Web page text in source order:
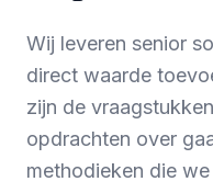
Wij leveren senior
direct waarde
zijn de
opdrachten over
methodieken die